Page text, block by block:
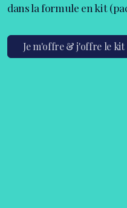
dans la formule en kit
Je m'offre & j'offre le kit